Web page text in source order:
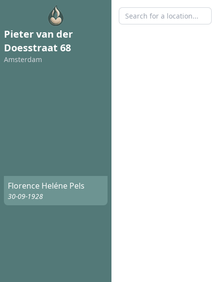
Pieter van der
Doesstraat 68
Amsterdam
Florence Heléne Pels
30-09-1928